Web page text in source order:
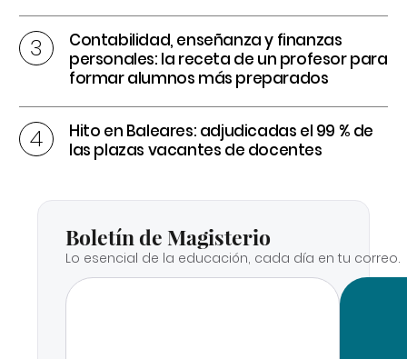
Contabilidad, enseñanza y finanzas
personales: la receta de un profesor para
formar alumnos más preparados
Hito en Baleares: adjudicadas el 99 % de
las plazas vacantes de docentes
Boletín de Magisterio
Lo esencial de la educación, cada día en tu correo.